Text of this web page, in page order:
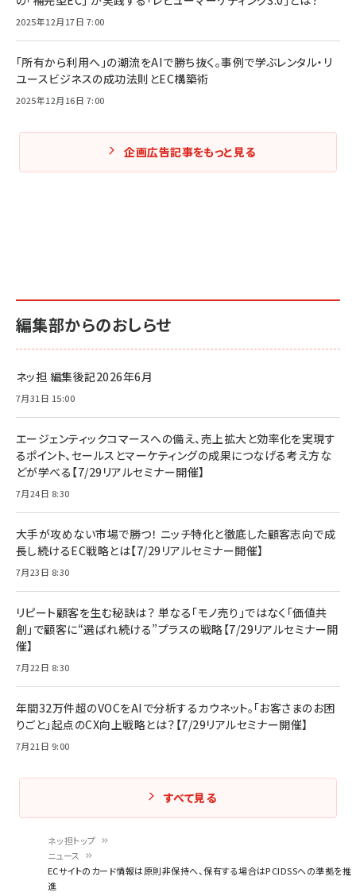
ネッ担トップ
ニュース
ECサイトのカード情報は原則非保持へ、保有する場合はPCIDSSへの準拠を推
進
2025年12月17日 7:00
「所有から利用へ」の潮流をAIで勝ち抜く。事例で学ぶレンタル・リ
ユースビジネスの成功法則とEC構築術
2025年12月16日 7:00
企画広告記事をもっと見る
編集部からのおしらせ
ネッ担 編集後記2026年6月
7月31日 15:00
エージェンティックコマースへの備え、売上拡大と効率化を実現す
るポイント、セールスとマーケティングの成果につなげる考え方な
どが学べる【7/29リアルセミナー開催】
7月24日 8:30
大手が攻めない市場で勝つ！ ニッチ特化と徹底した顧客志向で成
長し続けるEC戦略とは【7/29リアルセミナー開催】
7月23日 8:30
リピート顧客を生む秘訣は？ 単なる「モノ売り」ではなく「価値共
創」で顧客に“選ばれ続ける”プラスの戦略【7/29リアルセミナー開
催】
7月22日 8:30
年間32万件超のVOCをAIで分析するカウネット。「お客さまのお困
りごと」起点のCX向上戦略とは？【7/29リアルセミナー開催】
7月21日 9:00
すべて見る